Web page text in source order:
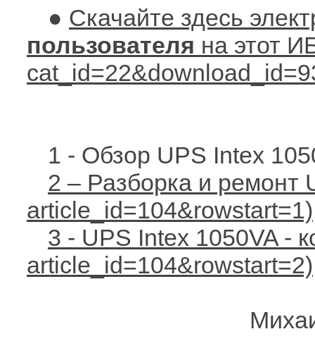
● Скачайте здесь
пользователя на этот
1 - Обзор UPS Intex
2 – Разборка и ремонт
3 - UPS Intex 1050VA -